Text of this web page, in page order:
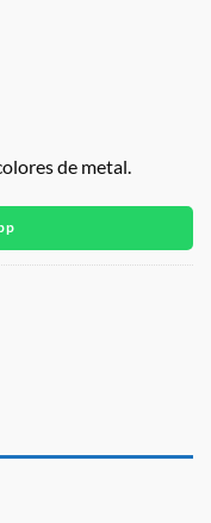
de metal.